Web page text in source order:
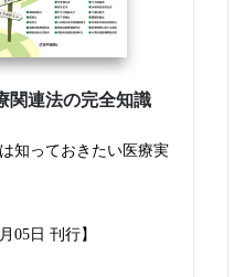
連法の完全知識
知っておきたい医療実
05日 刊行】